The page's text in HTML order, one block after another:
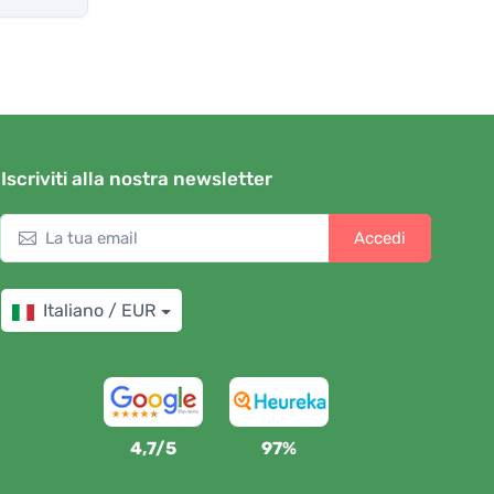
Iscriviti alla nostra newsletter
Accedi
Italiano / EUR
4,7/5 97%